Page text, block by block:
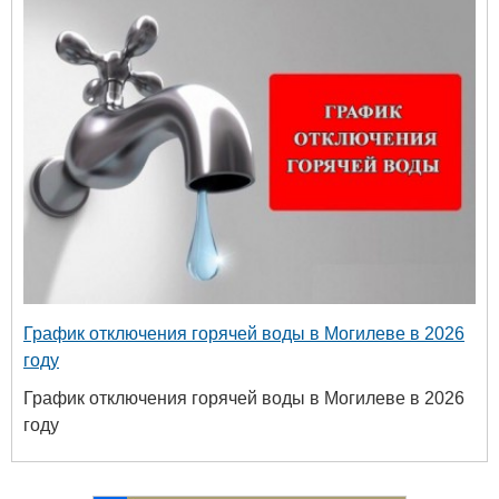
График отключения горячей воды в Могилеве в 2026
году
График отключения горячей воды в Могилеве в 2026
году